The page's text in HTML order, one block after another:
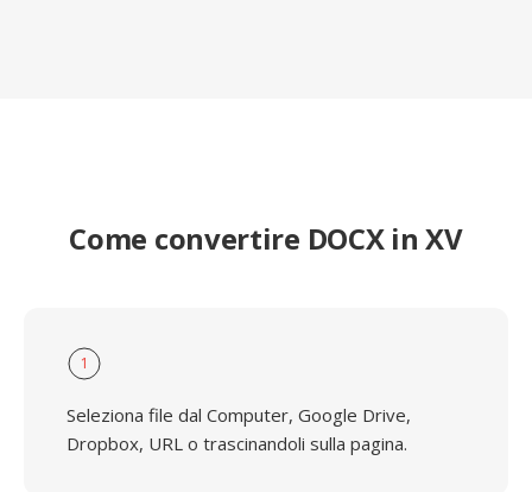
Come convertire DOCX in XV
1
Seleziona file dal Computer, Google Drive,
Dropbox, URL o trascinandoli sulla pagina.